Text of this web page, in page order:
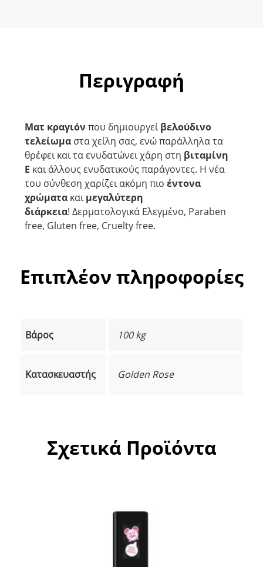
Περιγραφή
Ματ κραγιόν που δημιουργείβελούδινο
τελείωμα στα χείλη σας, ενώ παράλληλα τα
θρέφει και τα ενυδατώνει χάρη στη βιταμίνη
Ε και άλλους ενυδατικούς παράγοντες. Η νέα
του σύνθεση χαρίζει ακόμη πιο έντονα
χρώματα καιμεγαλύτερη
διάρκεια! Δερματολογικά Ελεγμένο, Paraben
free, Gluten free, Cruelty free.
Επιπλέον πληροφορίες
Βάρος 100 kg
Κατασκευαστής Golden Rose
Σχετικά Προϊόντα